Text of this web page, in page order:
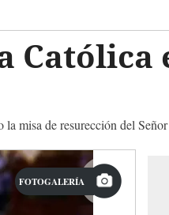
Católica
misa de resurección del Señor
FOTOGALERÍA